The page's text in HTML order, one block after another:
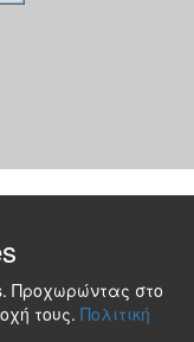
Προχωρώντας στο
τους. Πολιτική